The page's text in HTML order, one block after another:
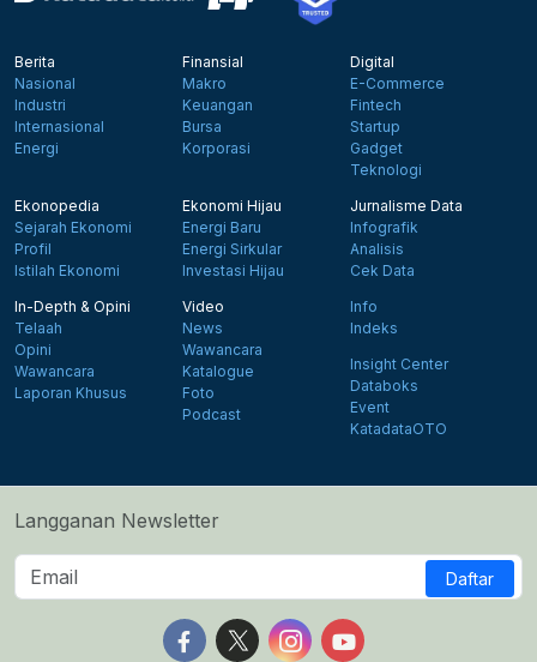
Berita
Nasional
Industri
Internasional
Energi
Finansial
Makro
Keuangan
Bursa
Korporasi
Digital
E-Commerce
Fintech
Startup
Gadget
Teknologi
Ekonopedia
Sejarah Ekonomi
Profil
Istilah Ekonomi
Ekonomi Hijau
Energi Baru
Energi Sirkular
Investasi Hijau
Jurnalisme Data
Infografik
Analisis
Cek Data
In-Depth & Opini
Telaah
Opini
Wawancara
Laporan Khusus
Video
News
Wawancara
Katalogue
Foto
Podcast
Info
Indeks
Insight Center
Databoks
Event
KatadataOTO
Langganan Newsletter
Daftar
Follow us on Facebook
Follow us on X
Follow us on Instagram
Follow us on